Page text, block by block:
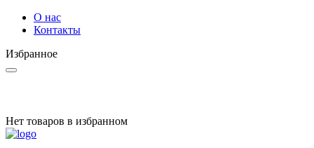
О нас
Контакты
Избранное
Нет товаров в избранном